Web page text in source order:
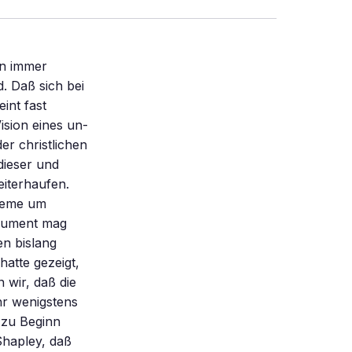
Funksignale fremder Zivilisationen von deren Existenz künden. Bisher war nichts zu vernehmen. Daß wir die Außerirdischen nicht hören und daß sie uns nicht besuchen – trotz aller Ufo-Meldungen, die sich bei näherem Hinsehen bislang stets als Humbug herausgestellt haben, muß nicht bedeuten, daß es sie nicht gibt. Sie sind vielleicht nur so weit im Raum verstreut, daß weder ihre Raumschiffe noch ihre Funksprüche die Entfernung zu uns überbrücken können. Drehimpuls Die in der Drehung eines Körpers um einen Schwerpunkt gespeicherte Energie wird als Drehimpuls bezeichnet. Dieser ist um so größer, je schwerer der Körper ist, je weiter er vom Schwerpunkt entfernt ist und je schneller er sich bewegt. Der Drehimpuls – zum Beispiel eines Planeten auf einer Kreisbahn um die Sonne – wird berechnet, indem man seine Masse mit dem Bahnradius und der Bahngeschwindigkeit multipliziert. Den Drehimpuls der